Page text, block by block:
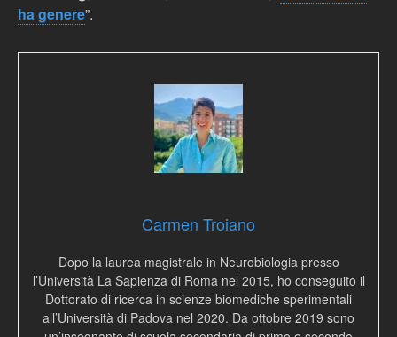
ha genere”.
Carmen Troiano
Dopo la laurea magistrale in Neurobiologia presso
l’Università La Sapienza di Roma nel 2015, ho conseguito il
Dottorato di ricerca in scienze biomediche sperimentali
all’Università di Padova nel 2020. Da ottobre 2019 sono